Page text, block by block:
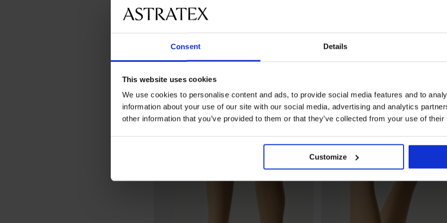
Consent Details
This website uses cookies
We use cookies to personalise content and ads, to provide social media features and to
information about your use of our site with our social media, advertising and analytics
other information that you’ve provided to them or that they’ve collected from your use of
Customize
-30%
2PACK Calzini lunghi in nylon Marea 15 DEN
2PACK Calzini lunghi in nylon Marea
3,19 €codiceWELCOME20